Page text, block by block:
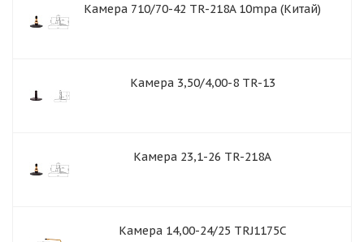
Камера 710/70-42 TR-218A 10mpa (Китай)
Камера 3,50/4,00-8 TR-13
Камера 23,1-26 TR-218А
Камера 14,00-24/25 TRJ1175C